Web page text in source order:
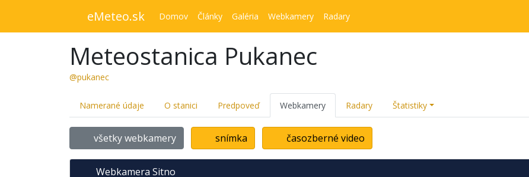
eMeteo.sk Domov Články Galéria Webkamery Radary
Meteostanica Pukanec
@pukanec
Namerané údaje O stanici Predpoveď Webkamery Radary Štatistiky
všetky webkamery snímka časozberné video
Webkamera Sitno